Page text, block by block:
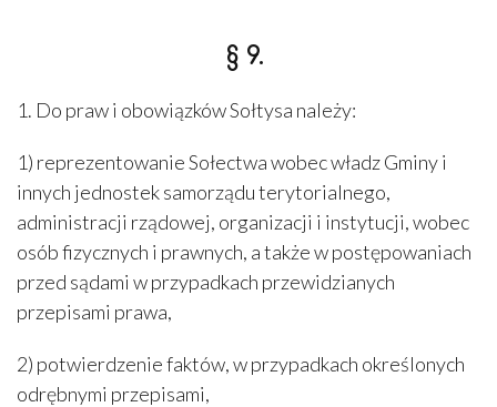
§ 9.
1. Do praw i obowiązków Sołtysa należy:
1) reprezentowanie Sołectwa wobec władz Gminy i
innych jednostek samorządu terytorialnego,
administracji rządowej, organizacji i instytucji, wobec
osób fizycznych i prawnych, a także w postępowaniach
przed sądami w przypadkach przewidzianych
przepisami prawa,
2) potwierdzenie faktów, w przypadkach określonych
odrębnymi przepisami,